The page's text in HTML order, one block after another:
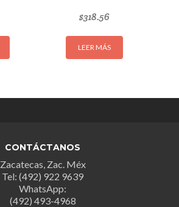
$318.56
LEER MÁS
CONTÁCTANOS
Zacatecas, Zac. Méx
Tel: (492) 922 9639
WhatsApp:
(492) 493-4968